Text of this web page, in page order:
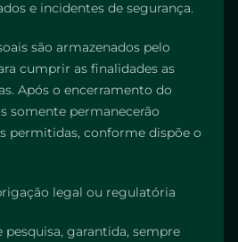
e incidentes de segurança.
são armazenados pelo
cumprir as finalidades as
Após o encerramento do
somente permanecerão
permitidas, conforme dispõe o
legal ou regulatória
garantida, sempre